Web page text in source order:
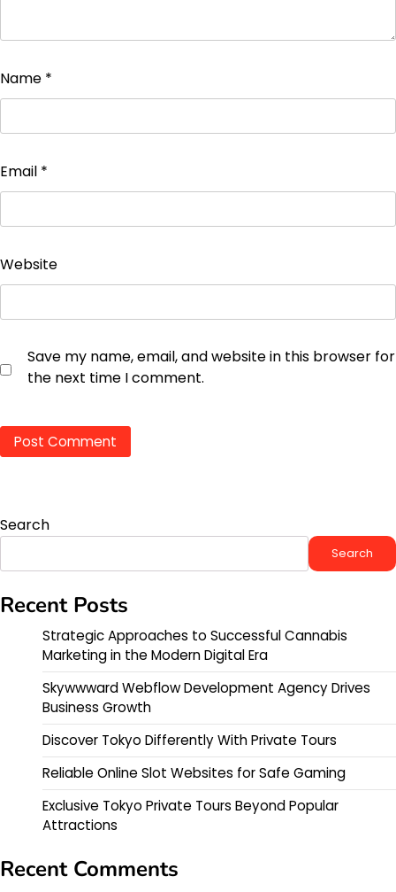
Name *
Email *
Website
Save my name, email, and website in this browser for
the next time I comment.
Search
Search
Recent Posts
Strategic Approaches to Successful Cannabis
Marketing in the Modern Digital Era
Skywwward Webflow Development Agency Drives
Business Growth
Discover Tokyo Differently With Private Tours
Reliable Online Slot Websites for Safe Gaming
Exclusive Tokyo Private Tours Beyond Popular
Attractions
Recent Comments